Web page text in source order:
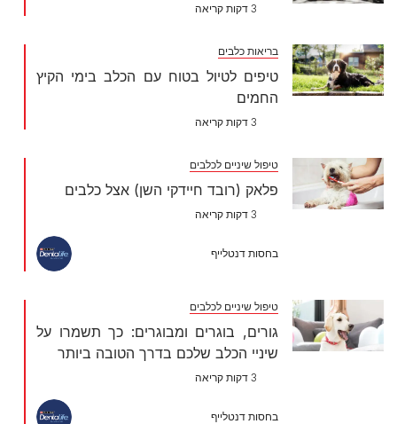
3 דקות קריאה
בריאות כלבים
טיפים לטיול בטוח עם הכלב בימי הקיץ
החמים
3 דקות קריאה
טיפול שיניים לכלבים
פלאק (רובד חיידקי השן) אצל כלבים
3 דקות קריאה
בחסות דנטלייף
טיפול שיניים לכלבים
גורים, בוגרים ומבוגרים: כך תשמרו על
שיניי הכלב שלכם בדרך הטובה ביותר
3 דקות קריאה
בחסות דנטלייף